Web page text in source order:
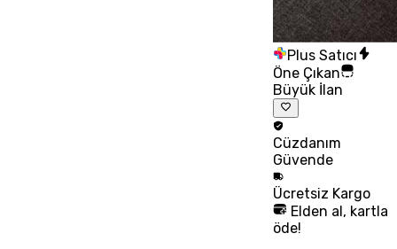
Plus Satıcı
Öne Çıkan
Büyük İlan
Cüzdanım
Güvende
Ücretsiz Kargo
Elden al, kartla
öde!